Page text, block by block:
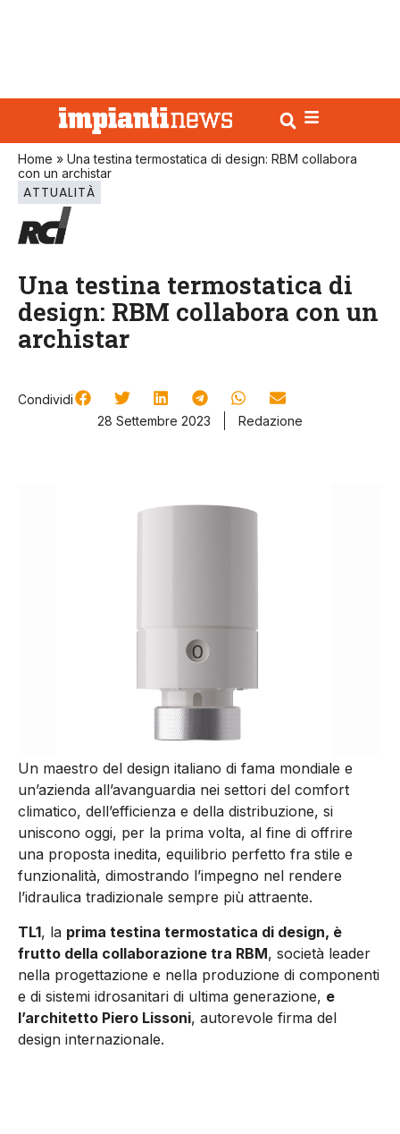
Home » Una testina termostatica di design: RBM collabora
con un archistar
ATTUALITÀ
Una testina termostatica di
design: RBM collabora con un
archistar
Condividi
28 Settembre 2023
Redazione
Un maestro del design italiano di fama mondiale e
un’azienda all’avanguardia nei settori del comfort
climatico, dell’efficienza e della distribuzione, si
uniscono oggi, per la prima volta, al fine di offrire
una proposta inedita, equilibrio perfetto fra stile e
funzionalità, dimostrando l’impegno nel rendere
l’idraulica tradizionale sempre più attraente.
TL1, la prima testina termostatica di design, è
frutto della collaborazione tra RBM, società leader
nella progettazione e nella produzione di componenti
e di sistemi idrosanitari di ultima generazione, e
l’architetto Piero Lissoni, autorevole firma del
design internazionale.